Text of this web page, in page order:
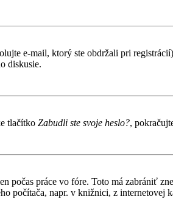
e-mail, ktorý ste obdržali pri
diskusie.
tlačítko Zabudli ste svoje heslo?,
počas práce vo fóre. Toto má zabrániť
počítača, napr. v knižnici, z internetovej